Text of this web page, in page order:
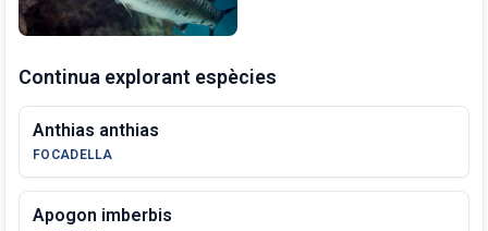
Continua explorant espècies
Anthias anthias
FOCADELLA
Apogon imberbis